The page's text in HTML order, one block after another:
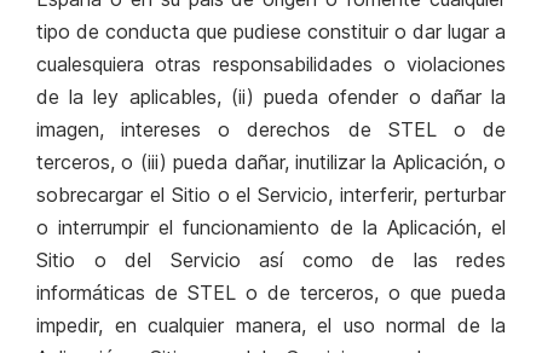
tipo de conducta que pudiese constituir o dar lugar a
cualesquiera otras responsabilidades o violaciones
de la ley aplicables, (ii) pueda ofender o dañar la
imagen, intereses o derechos de STEL o de
terceros, o (iii) pueda dañar, inutilizar la Aplicación, o
sobrecargar el Sitio o el Servicio, interferir, perturbar
o interrumpir el funcionamiento de la Aplicación, el
Sitio o del Servicio así como de las redes
informáticas de STEL o de terceros, o que pueda
impedir, en cualquier manera, el uso normal de la